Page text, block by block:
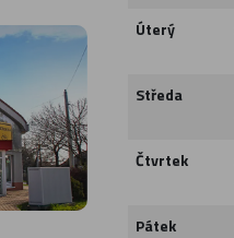
Úterý
Středa
Čtvrtek
Pátek